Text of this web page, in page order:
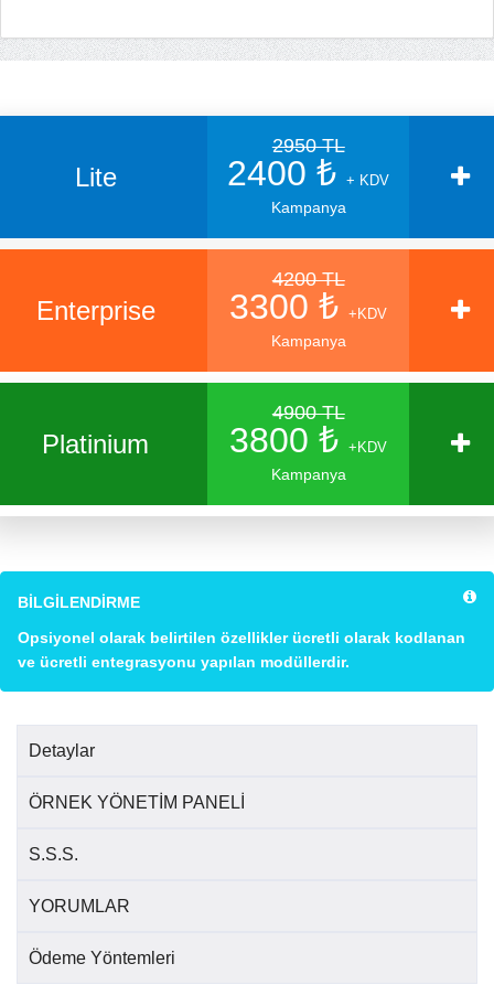
Lite
2950 TL
2400 ₺+ KDV
Kampanya
Enterprise
4200 TL
3300 ₺+KDV
Kampanya
Platinium
4900 TL
3800 ₺+KDV
Kampanya
BİLGİLENDİRME
Opsiyonel olarak belirtilen özellikler ücretli olarak kodlanan
ve ücretli entegrasyonu yapılan modüllerdir.
Detaylar
ÖRNEK YÖNETİM PANELİ
S.S.S.
YORUMLAR
Ödeme Yöntemleri